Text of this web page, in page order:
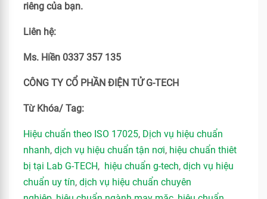
riêng của bạn.
Liên hệ:
Ms. Hiền 0337 357 135
CÔNG TY CỔ PHẦN ĐIỆN TỬ G-TECH
Từ Khóa/ Tag:
Hiệu chuẩn theo ISO 17025, Dịch vụ hiệu chuẩn
nhanh, dịch vụ hiệu chuẩn tận nơi, hiệu chuẩn thiêt
bị tại Lab G-TECH, hiệu chuẩn g-tech, dịch vụ hiệu
chuẩn uy tín, dịch vụ hiệu chuẩn chuyên